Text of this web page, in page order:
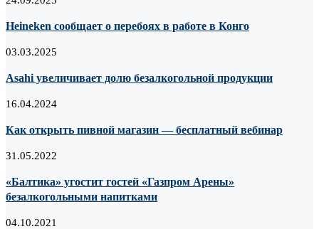
Heineken сообщает о перебоях в работе в Конго
03.03.2025
Asahi увеличивает долю безалкогольной продукции
16.04.2024
Как открыть пивной магазин — бесплатный вебинар
31.05.2022
«Балтика» угостит гостей «Газпром Арены»
безалкогольными напитками
04.10.2021